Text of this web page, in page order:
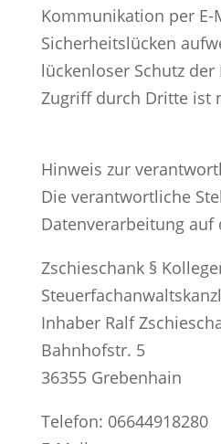
Kommunikation per E-
Sicherheitslücken
lückenloser Schutz
Zugriff durch Dritte ist
Hinweis zur
Die verantwortliche
Datenverarbeitung auf
Zschieschank §
Inhaber Ralf
Bahnhofstr. 5
36355 Grebenhain
Telefon: 06644918280